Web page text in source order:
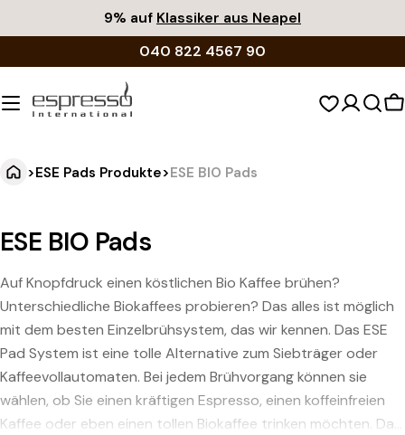
Inhalt
9% auf Klassiker aus Neapel
040 822 4567 90
>ESE Pads Produkte>ESE BIO Pads
ESE BIO Pads
Auf Knopfdruck einen köstlichen Bio Kaffee brühen?
Unterschiedliche Biokaffees probieren? Das alles ist möglich
mit dem besten Einzelbrühsystem, das wir kennen. Das ESE
Pad System ist eine tolle Alternative zum Siebträger oder
Kaffeevollautomaten. Bei jedem Brühvorgang können sie
wählen, ob Sie einen kräftigen Espresso, einen koffeinfreien
Kaffee oder eben einen tollen Biokaffee trinken möchten. Das